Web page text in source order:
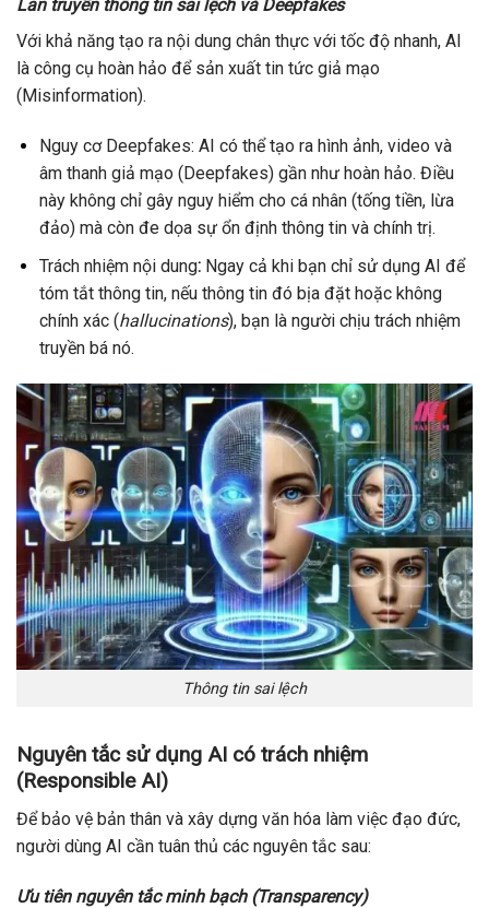
Lan truyền thông tin sai lệch và Deepfakes
Với khả năng tạo ra nội dung chân thực với tốc độ nhanh, AI
là công cụ hoàn hảo để sản xuất tin tức giả mạo
(Misinformation).
Nguy cơ Deepfakes: AI có thể tạo ra hình ảnh, video và
âm thanh giả mạo (Deepfakes) gần như hoàn hảo. Điều
này không chỉ gây nguy hiểm cho cá nhân (tống tiền, lừa
đảo) mà còn đe dọa sự ổn định thông tin và chính trị.
Trách nhiệm nội dung:Ngay cả khi bạn chỉ sử dụng AI để
tóm tắt thông tin, nếu thông tin đó bịa đặt hoặc không
chính xác (hallucinations), bạn là người chịu trách nhiệm
truyền bá nó.
Thông tin sai lệch
Nguyên tắc sử dụng AI có trách nhiệm
(Responsible AI)
Để bảo vệ bản thân và xây dựng văn hóa làm việc đạo đức,
người dùng AI cần tuân thủ các nguyên tắc sau:
Ưu tiên nguyên tắc minh bạch (Transparency)